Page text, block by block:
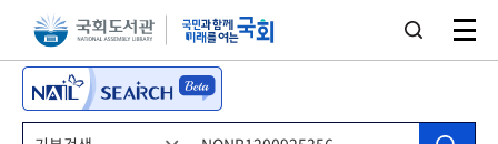
본문 바로가기주메뉴 바로가기